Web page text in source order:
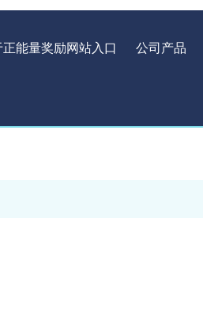
正能量奖励网站入口 公司产品